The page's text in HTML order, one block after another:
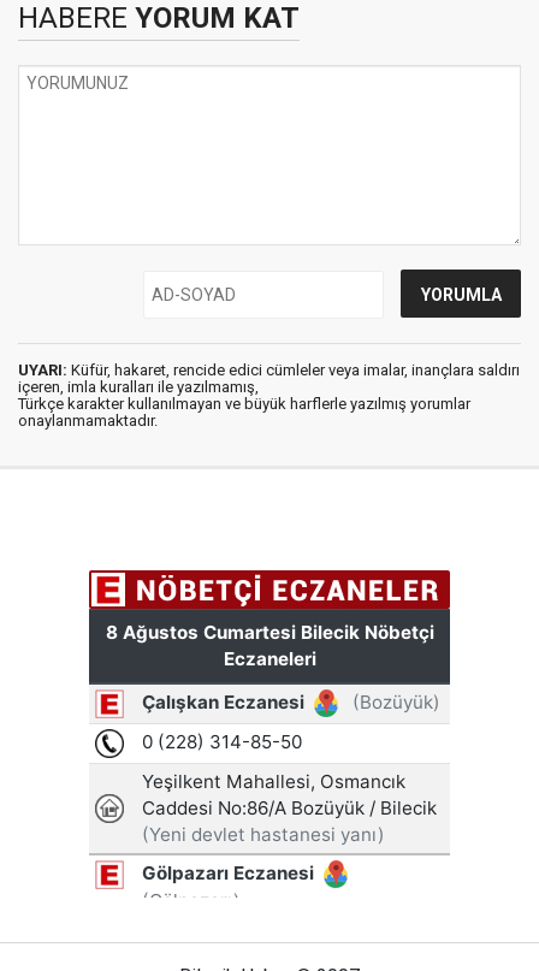
HABERE YORUM KAT
UYARI: Küfür, hakaret, rencide edici cümleler veya imalar, inançlara saldırı
içeren, imla kuralları ile yazılmamış,
Türkçe karakter kullanılmayan ve büyük harflerle yazılmış yorumlar
onaylanmamaktadır.